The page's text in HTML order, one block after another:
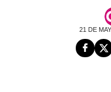
21 DE